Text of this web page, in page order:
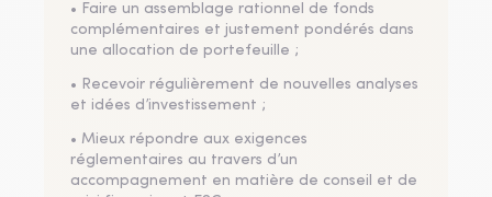
• Faire un assemblage rationnel de fonds
complémentaires et justement pondérés dans
une allocation de portefeuille ;
• Recevoir régulièrement de nouvelles analyses
et idées d’investissement ;
• Mieux répondre aux exigences
réglementaires au travers d’un
accompagnement en matière de conseil et de